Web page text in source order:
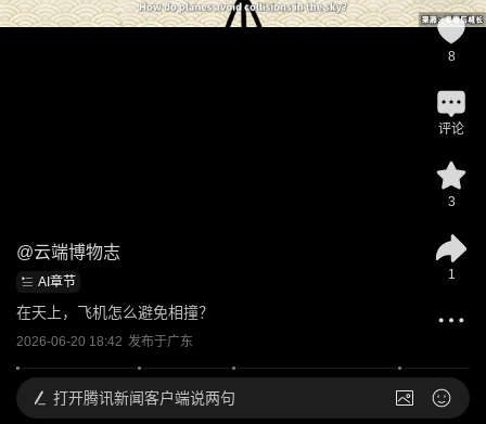
@云端博物志
AI章节
在天上，飞机怎么避免相撞？
2026-06-20 18:42 发布于广东
8
评论
3
1
打开腾讯新闻客户端说两句